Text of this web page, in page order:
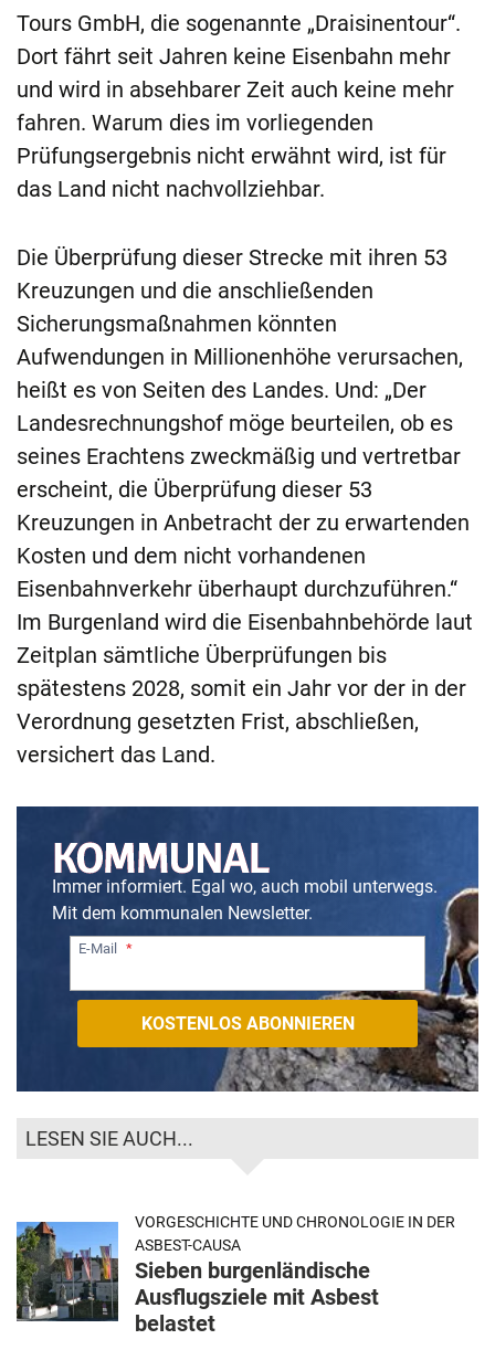
Tours GmbH, die sogenannte „Draisinentour“.
Dort fährt seit Jahren keine Eisenbahn mehr
und wird in absehbarer Zeit auch keine mehr
fahren. Warum dies im vorliegenden
Prüfungsergebnis nicht erwähnt wird, ist für
das Land nicht nachvollziehbar.
Die Überprüfung dieser Strecke mit ihren 53
Kreuzungen und die anschließenden
Sicherungsmaßnahmen könnten
Aufwendungen in Millionenhöhe verursachen,
heißt es von Seiten des Landes. Und: „Der
Landesrechnungshof möge beurteilen, ob es
seines Erachtens zweckmäßig und vertretbar
erscheint, die Überprüfung dieser 53
Kreuzungen in Anbetracht der zu erwartenden
Kosten und dem nicht vorhandenen
Eisenbahnverkehr überhaupt durchzuführen.“
Im Burgenland wird die Eisenbahnbehörde laut
Zeitplan sämtliche Überprüfungen bis
spätestens 2028, somit ein Jahr vor der in der
Verordnung gesetzten Frist, abschließen,
versichert das Land.
Immer informiert. Egal wo, auch mobil unterwegs.
Mit dem kommunalen Newsletter.
E-Mail
LESEN SIE AUCH...
VORGESCHICHTE UND CHRONOLOGIE IN DER
ASBEST-CAUSA
Sieben burgenländische
Ausflugsziele mit Asbest
belastet